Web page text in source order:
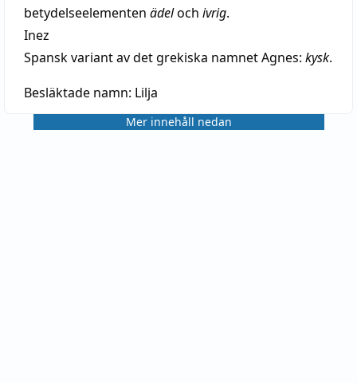
betydelseelementen ädeloch ivrig.
Inez
Spansk variant av det grekiska namnet Agnes: kysk.
Besläktade namn: Lilja
Mer innehåll nedan